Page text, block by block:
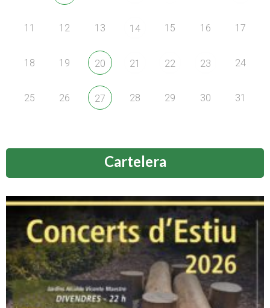
11 12 13 14 15 16 17
18 19 20 21 22 23 24
25 26 27 28 29 30 31
Cartelera